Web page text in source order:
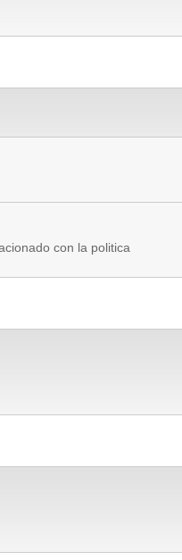
con la politica